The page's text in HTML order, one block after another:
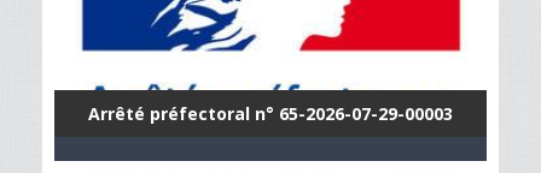
Arrêté préfectoral n° 65-2026-07-29-00003